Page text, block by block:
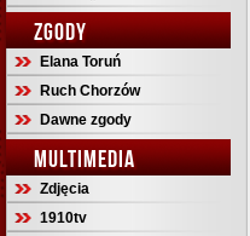
ZGODY
Elana Toruń
Ruch Chorzów
Dawne zgody
MULTIMEDIA
Zdjęcia
1910tv